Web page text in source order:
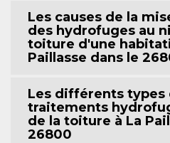
Les causes de la
des hydrofuges au
toiture d'une
Paillasse dans le
Les différents types
traitements
de la toiture à La
26800